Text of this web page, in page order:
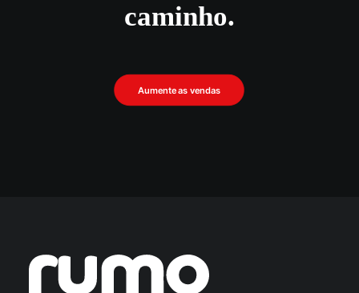
caminho.
Aumente as vendas